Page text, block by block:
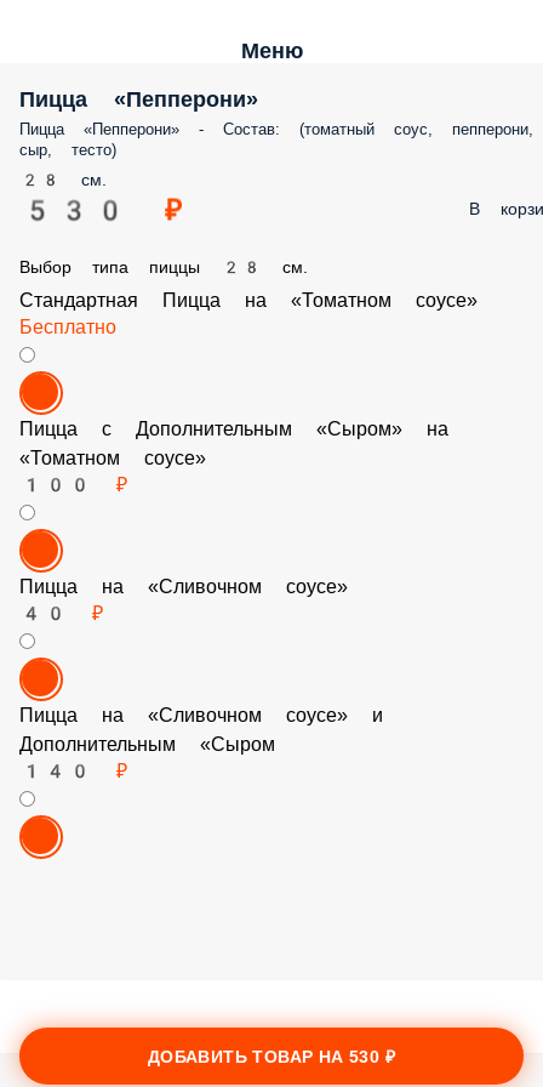
Меню
Пицца «Пепперони»
Пицца «Пепперони» - Состав: (томатный соус, пепперони, сыр, тесто)
28 см.
530 ₽
Стандартная Пицца на «Томатном соусе»
Бесплатно
Пицца с Дополнительным «Сыром» на «Томатном соусе»
100 ₽
Пицца на «Сливочном соусе»
40 ₽
Пицца на «Сливочном соусе» и Дополнительным
«Сыром
140 ₽
ДОБАВИТЬ ТОВАР НА530 ₽